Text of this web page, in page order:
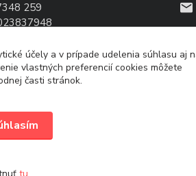
259
účely a v prípade udelenia súhlasu aj
vlastných preferencií cookies môžete
časti stránok.